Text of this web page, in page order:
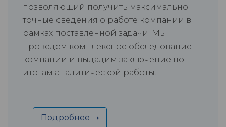
позволяющий получить максимально
точные сведения о работе компании в
рамках поставленной задачи. Мы
проведем комплексное обследование
компании и выдадим заключение по
итогам аналитической работы.
Подробнее